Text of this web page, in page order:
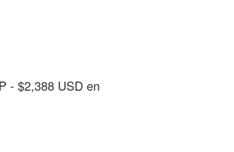
- $2,388 USD en